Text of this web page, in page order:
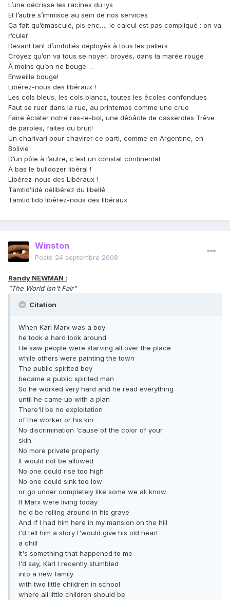
L’une décrisse les racines du lys
Et l’autre s’immisce au sein de nos services
Ça fait qu’émasculé, pis enc…, le calcul est pas compliqué : on va
r’culer
Devant tant d’unifoliés déployés à tous les paliers
Croyez qu’on va tous se noyer, broyés, dans la marée rouge
À moins qu’on ne bouge …
Enweille bouge!
Libérez-nous des libéraux !
Les cols bleus, les cols blancs, toutes les écoles confondues
Faut se ruer dans la rue, au printemps comme une crue
Faire éclater notre ras-le-bol, une débâcle de casseroles Trêve
de paroles, faites du bruit!
Un charivari pour chavirer ce parti, comme en Argentine, en
Bolivie
D’un pôle à l’autre, c'est un constat continental :
À bas le bulldozer libéral !
Libérez-nous des Libéraux !
Tamtid’lidé délibérez du libellé
Tamtid'lido libérez-nous des libéraux
Winston
Posté 24 septembre 2008
Randy NEWMAN :
"The World Isn't Fair"
Citation
When Karl Marx was a boy
he took a hard look around
He saw people were starving all over the place
while others were painting the town
The public spirited boy
became a public spirited man
So he worked very hard and he read everything
until he came up with a plan
There'll be no exploitation
of the worker or his kin
No discrimination 'cause of the color of your
skin
No more private property
It would not be allowed
No one could rise too high
No one could sink too low
or go under completely like some we all know
If Marx were living today
he'd be rolling around in his grave
And if I had him here in my mansion on the hill
I'd tell him a story t'would give his old heart
a chill
It's something that happened to me
I'd say, Karl I recently stumbled
into a new family
with two little children in school
where all little children should be